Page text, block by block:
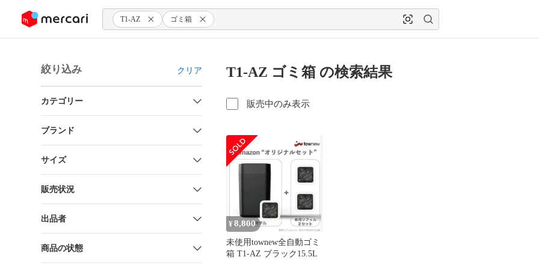
ツにスキップ T1-AZ ゴミ箱
絞り込み クリア
カテゴリー
ブランド
サイズ
販売状況
出品者
商品の状態
T1-AZ ゴミ箱 の検索結果
販売中のみ表示
¥8,800
未使用townew全自動ゴミ
箱 T1-AZ ブラック15.5L